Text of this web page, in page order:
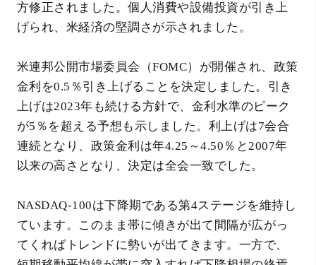
方修正されました。個人消費や設備投資が引き上
げられ、米経済の堅調さが示されました。
米連邦公開市場委員会（FOMC）が開催され、政策
金利を0.5％引き上げることを決定しました。引き
上げは2023年も続ける方針で、金利水準のピーク
が5％を超える予想も示しました。利上げは7会合
連続となり、政策金利は年4.25～4.50％と2007年
以来の高さとなり、決定は全会一致でした。
NASDAQ-100は下降期である第4ステージを維持し
ています。このまま帯に傾きが出て間隔が広がっ
てくればトレンドに勢いが出てきます。一方で、